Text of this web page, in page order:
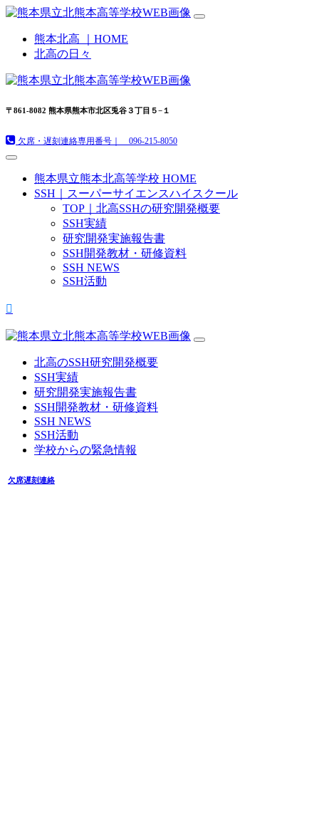
熊本北高 ｜HOME
北高の日々
〒861-8082 熊本県熊本市北区兎谷３丁目５−１
欠席・遅刻連絡専用番号｜ 096-215-8050
熊本県立熊本北高等学校 HOME
SSH｜スーパーサイエンスハイスクール
TOP｜北高SSHの研究開発概要
SSH実績
研究開発実施報告書
SSH開発教材・研修資料
SSH NEWS
SSH活動
北高のSSH研究開発概要
SSH実績
研究開発実施報告書
SSH開発教材・研修資料
SSH NEWS
SSH活動
学校からの緊急情報
欠席遅刻連絡